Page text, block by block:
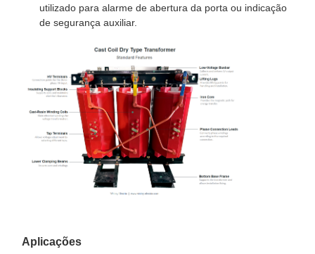
utilizado para alarme de abertura da porta ou indicação
de segurança auxiliar.
Aplicações